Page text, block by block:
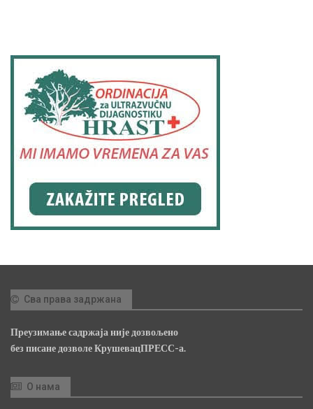
Сва права задржана
Преузимање садржаја није дозвољено
без писане дозволе КрушевацПРЕСС-а.
О нама